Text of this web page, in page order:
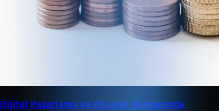
Dijital Pazarlama ve Eticaret Dünyasında